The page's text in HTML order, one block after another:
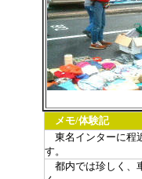
メモ/体験記
東名インターに程
す。
都内では珍しく、